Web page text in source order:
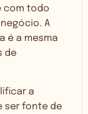
com todo
A
é a mesma
de
a
ser fonte de